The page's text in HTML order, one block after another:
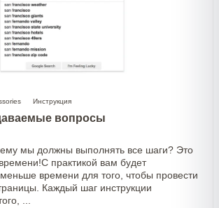
Инструкция
вопросы
мы должны выполнять все шаги? Это
практикой вам будет
времени для того, чтобы провести
Каждый шаг инструкции
...